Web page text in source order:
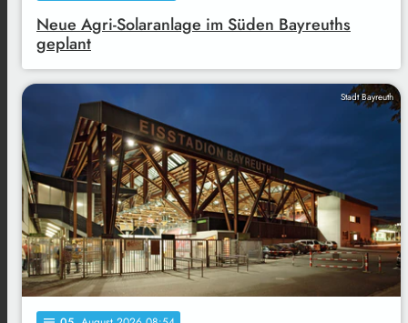
Neue Agri-Solaranlage im Süden Bayreuths
geplant
Stadt Bayreuth